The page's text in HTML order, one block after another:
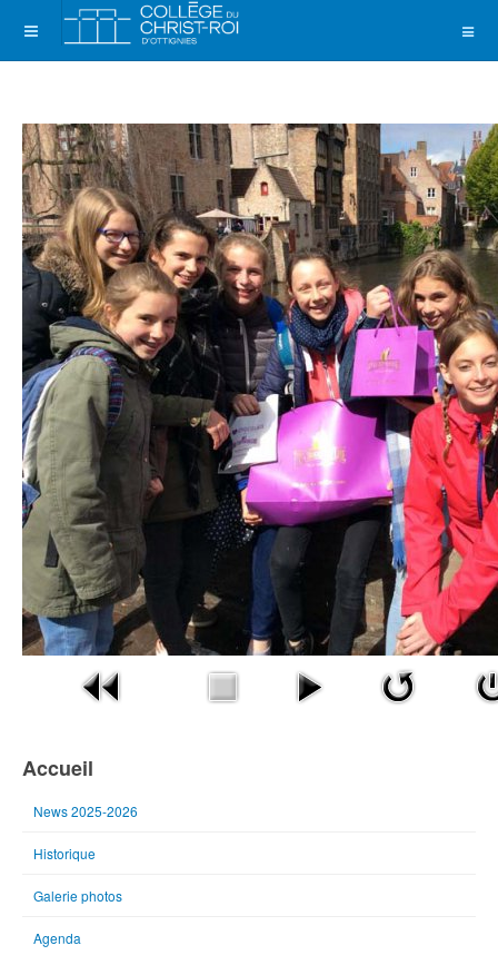
Accueil
News 2025-2026
Historique
Galerie photos
Agenda